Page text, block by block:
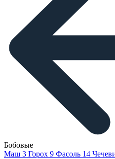
Бобовые
Маш 3 Горох 9 Фасоль 14